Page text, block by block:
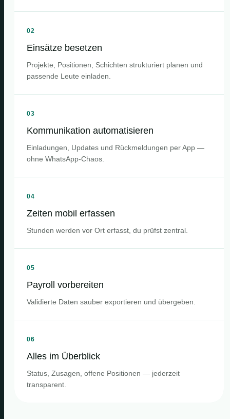
02
Einsätze besetzen
Projekte, Positionen, Schichten strukturiert planen und
passende Leute einladen.
03
Kommunikation automatisieren
Einladungen, Updates und Rückmeldungen per App —
ohne WhatsApp-Chaos.
04
Zeiten mobil erfassen
Stunden werden vor Ort erfasst, du prüfst zentral.
05
Payroll vorbereiten
Validierte Daten sauber exportieren und übergeben.
06
Alles im Überblick
Status, Zusagen, offene Positionen — jederzeit
transparent.